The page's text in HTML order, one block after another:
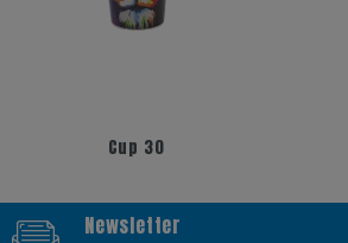
Cup 30
Newsletter